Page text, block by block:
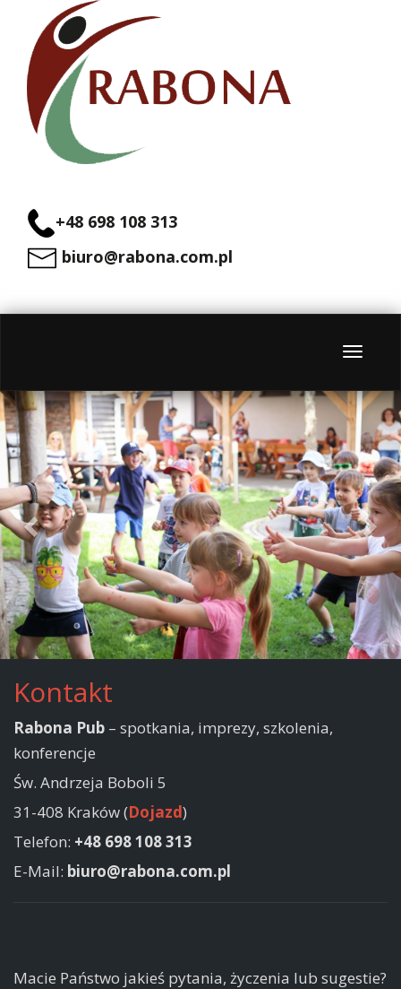
+48 698 108 313
biuro@rabona.com.pl
Menu
Kontakt
Rabona Pub – spotkania, imprezy, szkolenia,
konferencje
Św. Andrzeja Boboli 5
31-408 Kraków (Dojazd)
Telefon: +48 698 108 313
E-Mail: biuro@rabona.com.pl
Macie Państwo jakieś pytania, życzenia lub sugestie?